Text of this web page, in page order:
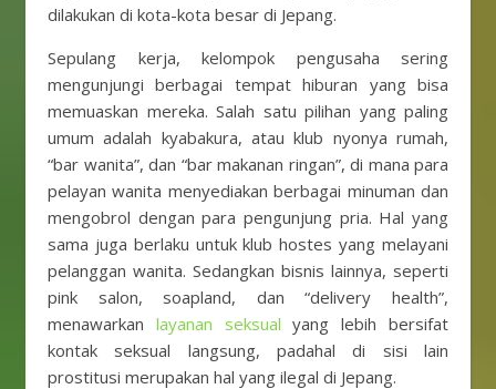
dilakukan di kota-kota besar di Jepang.
Sepulang kerja, kelompok pengusaha sering
mengunjungi berbagai tempat hiburan yang bisa
memuaskan mereka. Salah satu pilihan yang paling
umum adalah kyabakura, atau klub nyonya rumah,
“bar wanita”, dan “bar makanan ringan”, di mana para
pelayan wanita menyediakan berbagai minuman dan
mengobrol dengan para pengunjung pria. Hal yang
sama juga berlaku untuk klub hostes yang melayani
pelanggan wanita. Sedangkan bisnis lainnya, seperti
pink salon, soapland, dan “delivery health”,
menawarkan layanan seksual yang lebih bersifat
kontak seksual langsung, padahal di sisi lain
prostitusi merupakan hal yang ilegal di Jepang.